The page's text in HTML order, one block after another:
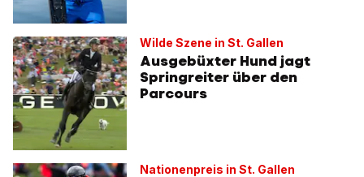
Wilde Szene in St. Gallen
Ausgebüxter Hund jagt
Springreiter über den
Parcours
Nationenpreis in St. Gallen